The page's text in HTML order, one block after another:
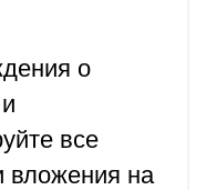
о
все
вложения на